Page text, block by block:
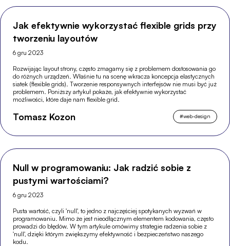
Jak efektywnie wykorzystać flexible grids przy
tworzeniu layoutów
6 gru 2023
Rozwijając layout strony, często zmagamy się z problemem dostosowania go
do różnych urządzeń. Właśnie tu na scenę wkracza koncepcja elastycznych
siatek (flexible grids). Tworzenie responsywnych interfejsów nie musi być już
problemem. Poniższy artykuł pokaże, jak efektywnie wykorzystać
możliwości, które daje nam flexible grid.
Tomasz Kozon #web-design
Null w programowaniu: Jak radzić sobie z
pustymi wartościami?
6 gru 2023
Pusta wartość, czyli 'null', to jedno z najczęściej spotykanych wyzwań w
programowaniu. Mimo że jest nieodłącznym elementem kodowania, często
prowadzi do błędów. W tym artykule omówimy strategie radzenia sobie z
'null', dzięki którym zwiększymy efektywność i bezpieczeństwo naszego
kodu.